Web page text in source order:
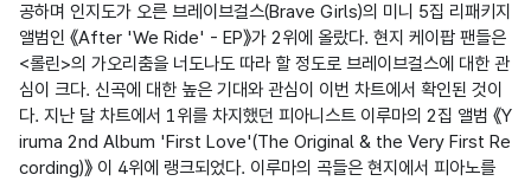
공하며 인지도가 오른 브레이브걸스(Brave Girls)의 미니 5집 리패키지
앨범인 《After 'We Ride' - EP》가 2위에 올랐다. 현지 케이팝 팬들은
<롤린>의 가오리춤을 너도나도 따라 할 정도로 브레이브걸스에 대한 관
심이 크다. 신곡에 대한 높은 기대와 관심이 이번 차트에서 확인된 것이
다. 지난 달 차트에서 1위를 차지했던 피아니스트 이루마의 2집 앨범 《Y
iruma 2nd Album 'First Love'(The Original & the Very First Re
cording)》 이 4위에 랭크되었다. 이루마의 곡들은 현지에서 피아노를